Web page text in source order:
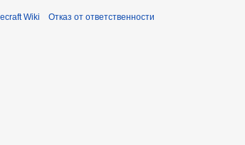
Wiki Отказ от ответственности